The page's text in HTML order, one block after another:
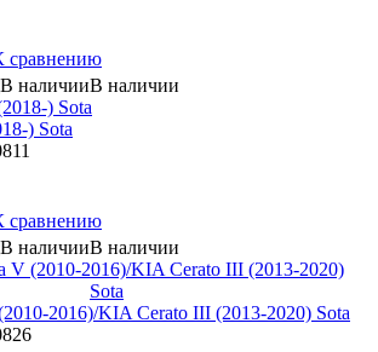
сравнению
В наличии
) Sota
сравнению
В наличии
2016)/KIA Cerato III (2013-2020) Sota